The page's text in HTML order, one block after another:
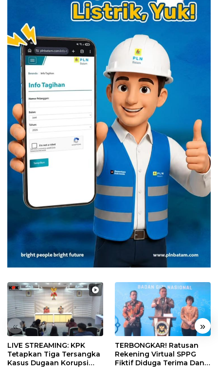
« »
LIVE STREAMING: KPK
Tetapkan Tiga Tersangka
Kasus Dugaan Korupsi
TERBONGKAR! Ratusan
Rekening Virtual SPPG
Fiktif Diduga Terima Dana